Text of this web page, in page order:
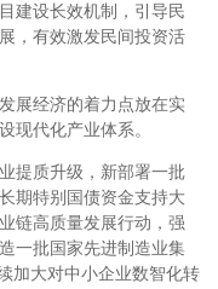
建设长效机制，引导民
，有效激发民间投资活
展经济的着力点放在实
现代化产业体系。
提质升级，新部署一批
期特别国债资金支持大
链高质量发展行动，强
一批国家先进制造业集
加大对中小企业数智化转